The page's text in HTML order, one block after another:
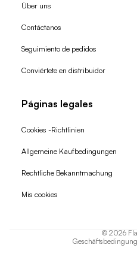
Über uns
Contáctanos
Seguimiento de pedidos
Conviértete en distribuidor
Páginas legales
Cookies -Richtlinien
Allgemeine Kaufbedingungen
Rechtliche Bekanntmachung
Mis cookies
© 2026
Widerrufsrecht